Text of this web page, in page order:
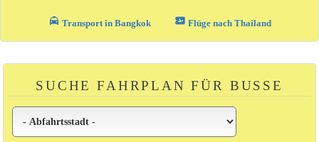
local_taxi Transport in Bangkok airplane_ticket Flüge nach Thailand
SUCHE FAHRPLAN FÜR BUSSE